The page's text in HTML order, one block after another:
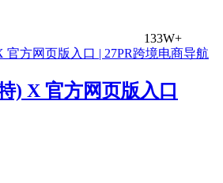
133W+
) X 官方网页版入口